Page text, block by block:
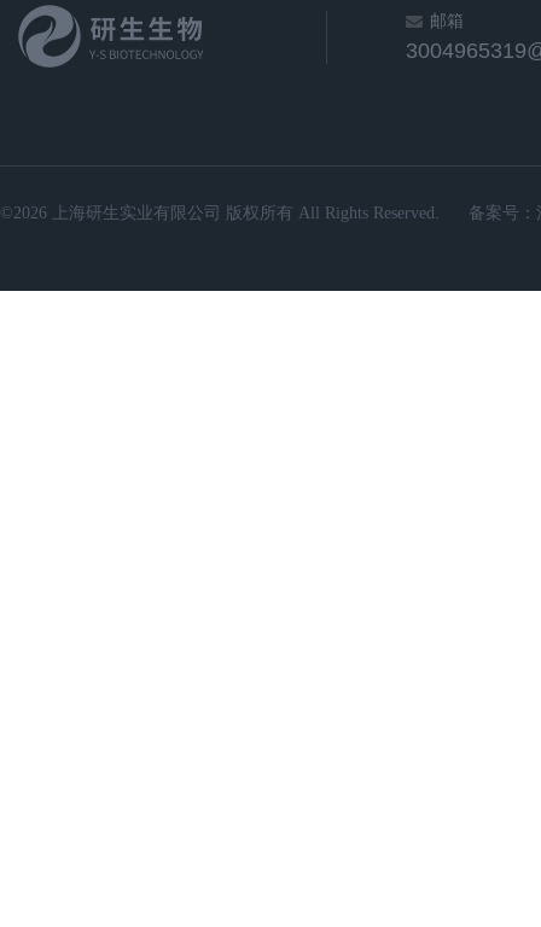
邮箱
©2026 上海研生实业有限公司 版权所有 All Rights Reserved. 备案号：